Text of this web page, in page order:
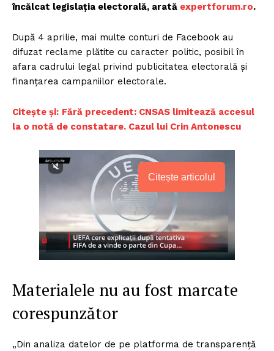
încălcat legislația electorală, arată expertforum.ro.
După 4 aprilie, mai multe conturi de Facebook au
difuzat reclame plătite cu caracter politic, posibil în
afara cadrului legal privind publicitatea electorală și
finanțarea campaniilor electorale.
Citește și: Fără precedent: CNSAS limitează accesul
la o notă de constatare. Cazul lui Crin Antonescu
Citește articolul
Materialele nu au fost marcate
corespunzător
„Din analiza datelor de pe platforma de transparență